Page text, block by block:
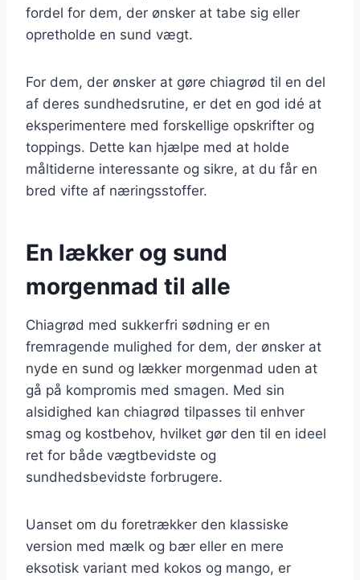
fordel for dem, der ønsker at tabe sig eller
opretholde en sund vægt.
For dem, der ønsker at gøre chiagrød til en del
af deres sundhedsrutine, er det en god idé at
eksperimentere med forskellige opskrifter og
toppings. Dette kan hjælpe med at holde
måltiderne interessante og sikre, at du får en
bred vifte af næringsstoffer.
En lækker og sund
morgenmad til alle
Chiagrød med sukkerfri sødning er en
fremragende mulighed for dem, der ønsker at
nyde en sund og lækker morgenmad uden at
gå på kompromis med smagen. Med sin
alsidighed kan chiagrød tilpasses til enhver
smag og kostbehov, hvilket gør den til en ideel
ret for både vægtbevidste og
sundhedsbevidste forbrugere.
Uanset om du foretrækker den klassiske
version med mælk og bær eller en mere
eksotisk variant med kokos og mango, er